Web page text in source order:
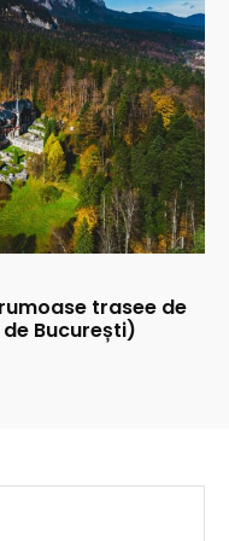
trasee de
București)